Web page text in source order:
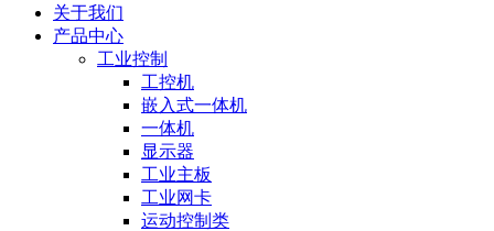
关于我们
产品中心
工业控制
工控机
嵌入式一体机
一体机
显示器
工业主板
工业网卡
运动控制类